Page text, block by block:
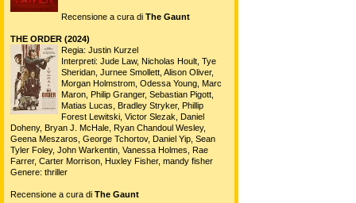
Recensione a cura di The Gaunt
THE ORDER (2024)
Regia: Justin Kurzel
Interpreti: Jude Law, Nicholas Hoult, Tye
Sheridan, Jurnee Smollett, Alison Oliver,
Morgan Holmstrom, Odessa Young, Marc
Maron, Philip Granger, Sebastian Pigott,
Matias Lucas, Bradley Stryker, Phillip
Forest Lewitski, Victor Slezak, Daniel
Doheny, Bryan J. McHale, Ryan Chandoul Wesley,
Geena Meszaros, George Tchortov, Daniel Yip, Sean
Tyler Foley, John Warkentin, Vanessa Holmes, Rae
Farrer, Carter Morrison, Huxley Fisher, mandy fisher
Genere: thriller
Recensione a cura di The Gaunt